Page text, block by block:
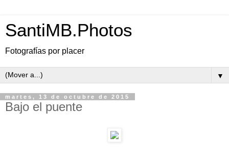
SantiMB.Photos
Fotografías por placer
▼
martes, 13 de octubre de 2015
Bajo el puente